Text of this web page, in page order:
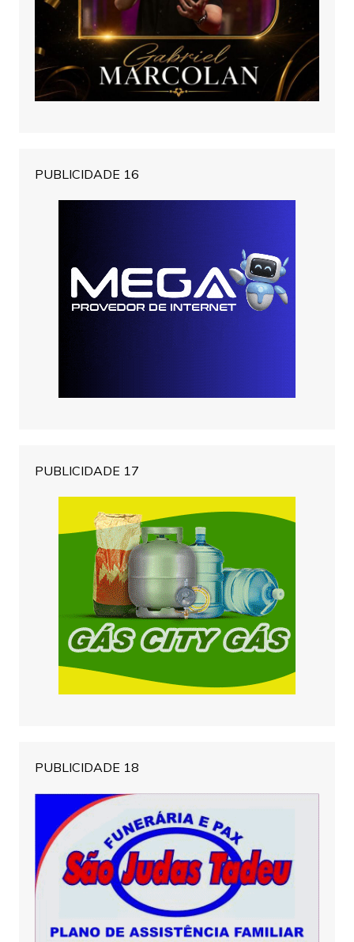
PUBLICIDADE 16
PUBLICIDADE 17
PUBLICIDADE 18